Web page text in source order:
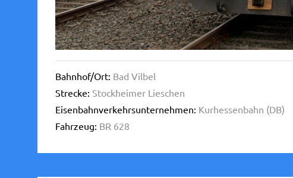
Bahnhof/Ort: Bad Vilbel
Strecke: Stockheimer Lieschen
Eisenbahnverkehrsunternehmen: Kurhessenbahn (DB)
Fahrzeug: BR 628